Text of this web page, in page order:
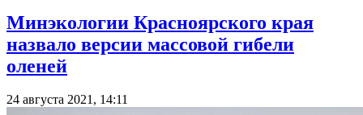
Минэкологии Красноярского края
назвало версии массовой гибели
оленей
24 августа 2021, 14:11